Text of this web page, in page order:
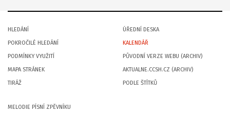
HLEDÁNÍ
POKROČILÉ HLEDÁNÍ
PODMÍNKY VYUŽITÍ
MAPA STRÁNEK
TIRÁŽ
ÚŘEDNÍ DESKA
KALENDÁŘ
PŮVODNÍ VERZE WEBU (ARCHIV)
AKTUALNE.CCSH.CZ (ARCHIV)
PODLE ŠTÍTKŮ
MELODIE PÍSNÍ ZPĚVNÍKU